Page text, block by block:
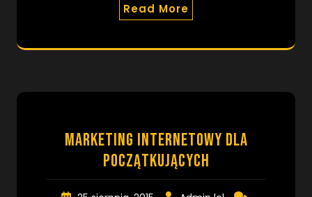
Read More
Marketing internetowy dla
początkujących